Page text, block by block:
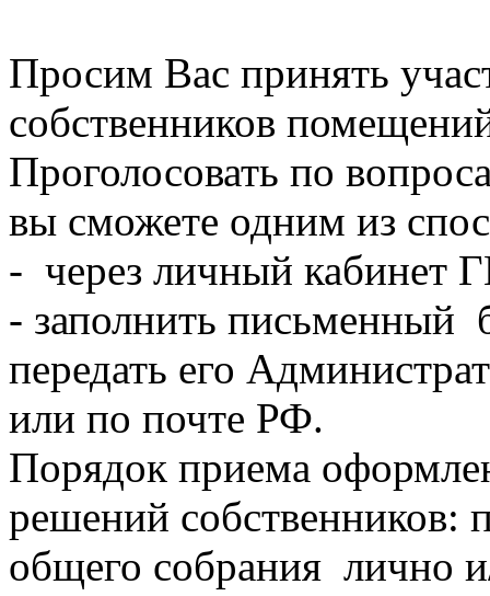
Просим Вас принять
собственников
Проголосовать по
вы сможете одним из
- через личный
- заполнить письменный
передать его
или по почте РФ.
Порядок приема
решений собственников:
общего собрания лично